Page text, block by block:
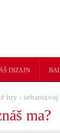
DIZAJN
hry - sebarozvoj
ma?